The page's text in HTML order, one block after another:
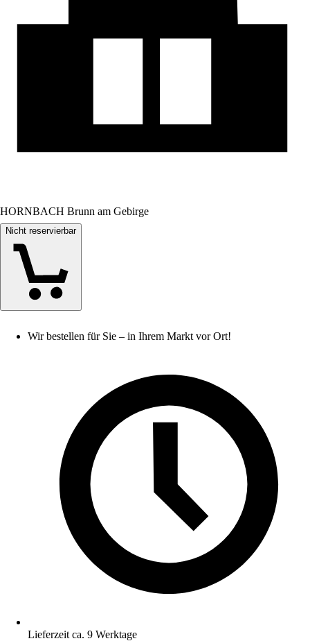
HORNBACH Brunn am Gebirge
Nicht reservierbar
Wir bestellen für Sie – in Ihrem Markt vor Ort!
Lieferzeit ca. 9 Werktage